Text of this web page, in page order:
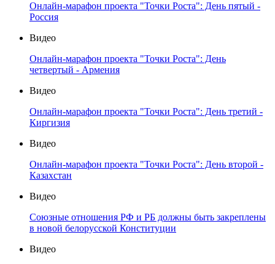
Онлайн-марафон проекта "Точки Роста": День пятый -
Россия
Видео
Онлайн-марафон проекта "Точки Роста": День
четвертый - Армения
Видео
Онлайн-марафон проекта "Точки Роста": День третий -
Киргизия
Видео
Онлайн-марафон проекта "Точки Роста": День второй -
Казахстан
Видео
Союзные отношения РФ и РБ должны быть закреплены
в новой белорусской Конституции
Видео